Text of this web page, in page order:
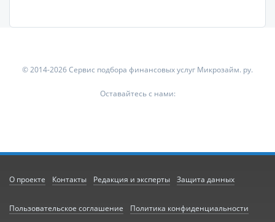
© 2014-2026 Сервис подбора финансовых услуг Микрозайм. ру.
Оставайтесь с нами:
О проекте Контакты Редакция и эксперты Защита данных
Пользовательское соглашение Политика конфиденциальности